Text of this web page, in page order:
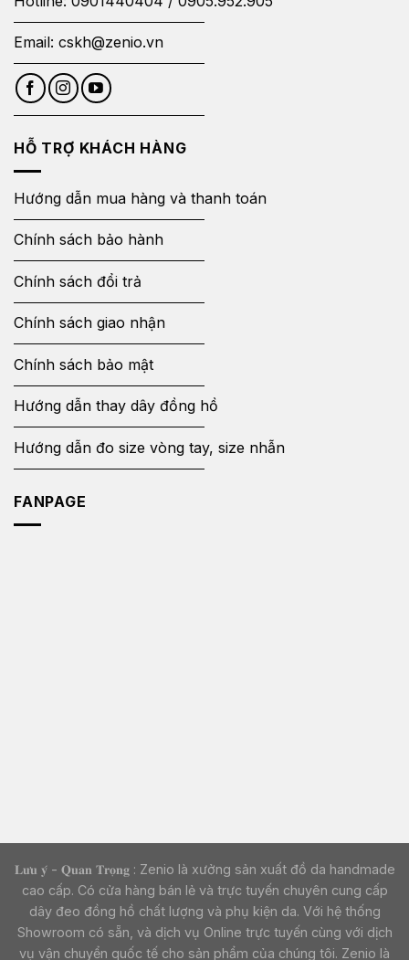
Email: cskh@zenio.vn
HỖ TRỢ KHÁCH HÀNG
Hướng dẫn mua hàng và thanh toán
Chính sách bảo hành
Chính sách đổi trả
Chính sách giao nhận
Chính sách bảo mật
Hướng dẫn thay dây đồng hồ
Hướng dẫn đo size vòng tay, size nhẫn
FANPAGE
𝐋𝐮̛𝐮 𝐲́ - 𝐐𝐮𝐚𝐧 𝐓𝐫𝐨̣𝐧𝐠 : Zenio là xưởng sản xuất đồ da handmade
cao cấp. Có cửa hàng bán lẻ và trực tuyến chuyên cung cấp
dây đeo đồng hồ chất lượng và phụ kiện da. Với hệ thống
Showroom có sẵn, và dịch vụ Online trực tuyến cùng với dịch
vụ vận chuyển quốc tế cho sản phẩm của chúng tôi. Zenio là